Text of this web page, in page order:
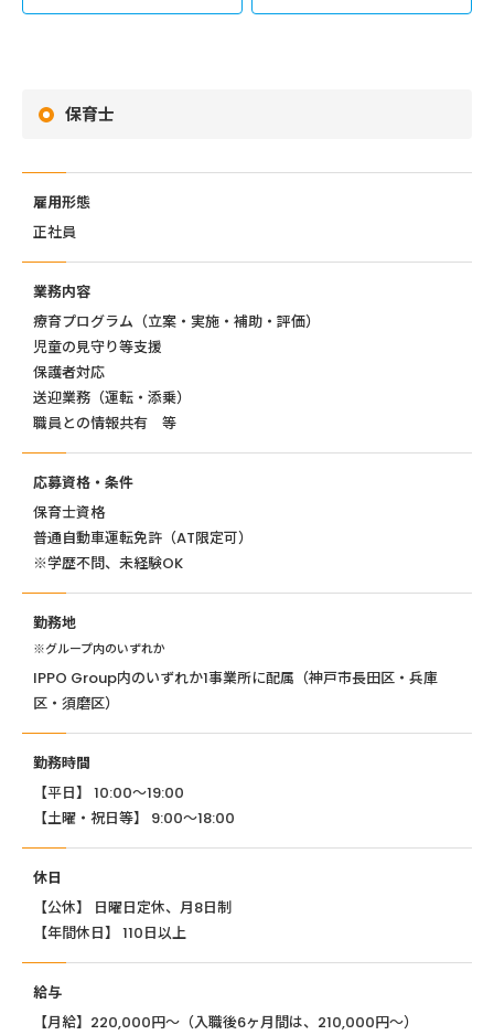
保育士
雇用形態
正社員
業務内容
療育プログラム（立案・実施・補助・評価）
児童の見守り等支援
保護者対応
送迎業務（運転・添乗）
職員との情報共有 等
応募資格・条件
保育士資格
普通自動車運転免許（AT限定可）
※学歴不問、未経験OK
勤務地
※グループ内のいずれか
IPPO Group内のいずれか1事業所に配属（神戸市長田区・兵庫
区・須磨区）
勤務時間
【平日】 10:00〜19:00
【土曜・祝日等】 9:00〜18:00
休日
【公休】 日曜日定休、月8日制
【年間休日】 110日以上
給与
【月給】220,000円～（入職後6ヶ月間は、210,000円～）